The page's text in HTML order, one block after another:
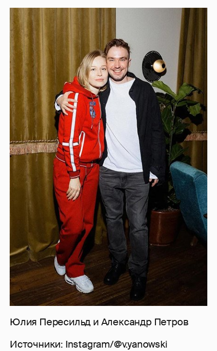
Юлия Пересильд и Александр Петров
Источники: Instagram/@v.yanowski